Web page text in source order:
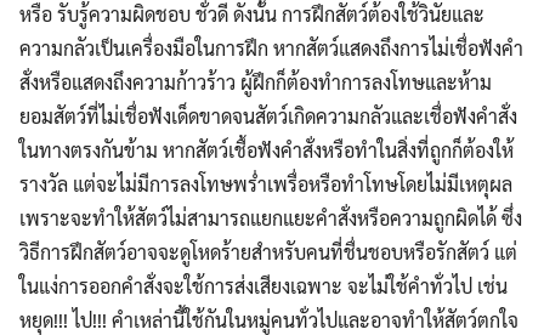
หรือ รับรู้ความผิดชอบ ชั่วดี ดังนั้น การฝึกสัตว์ต้องใช้วินัยและ
ความกลัวเป็นเครื่องมือในการฝึก หากสัตว์แสดงถึงการไม่เชื่อฟังคำ
สั่งหรือแสดงถึงความก้าวร้าว ผู้ฝึกก็ต้องทำการลงโทษและห้าม
ยอมสัตว์ที่ไม่เชื่อฟังเด็ดขาดจนสัตว์เกิดความกลัวและเชื่อฟังคำสั่ง
ในทางตรงกันข้าม หากสัตว์เชื้อฟังคำสั่งหรือทำในสิ่งที่ถูกก็ต้องให้
รางวัล แต่จะไม่มีการลงโทษพร่ำเพรื่อหรือทำโทษโดยไม่มีเหตุผล
เพราะจะทำให้สัตว์ไม่สามารถแยกแยะคำสั่งหรือความถูกผิดได้ ซึ่ง
วิธีการฝึกสัตว์อาจจะดูโหดร้ายสำหรับคนที่ชื่นชอบหรือรักสัตว์ แต่
ในแง่การออกคำสั่งจะใช้การส่งเสียงเฉพาะ จะไม่ใช้คำทั่วไป เช่น
หยุด!!! ไป!!! คำเหล่านี้ใช้กันในหมู่คนทั่วไปและอาจทำให้สัตว์ตกใจ